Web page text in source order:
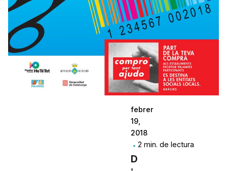
febrer
19,
2018
2 min. de lectura
D